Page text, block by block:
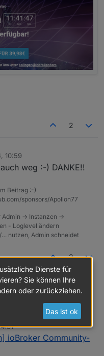
2
10:59
weg :-) DANKE!!
Beitrag :-)
sponsors/Apollon77
-> Instanzen ->
- Loglevel ändern
nutzen, Admin schneidet
2
schauen was da schief
noch einen Umweg
da.
ioBroker Community-
Dienste für
Sie können Ihre
oder zurückziehen.
Das ist ok